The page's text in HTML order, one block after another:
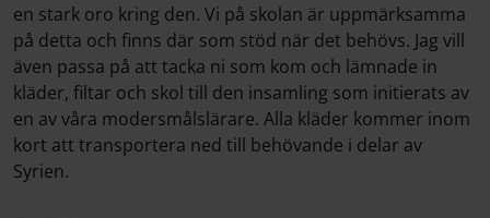
en stark oro kring den. Vi på skolan är uppmärksamma
på detta och finns där som stöd när det behövs. Jag vill
även passa på att tacka ni som kom och lämnade in
kläder, filtar och skol till den insamling som initierats av
en av våra modersmålslärare. Alla kläder kommer inom
kort att transportera ned till behövande i delar av
Syrien.